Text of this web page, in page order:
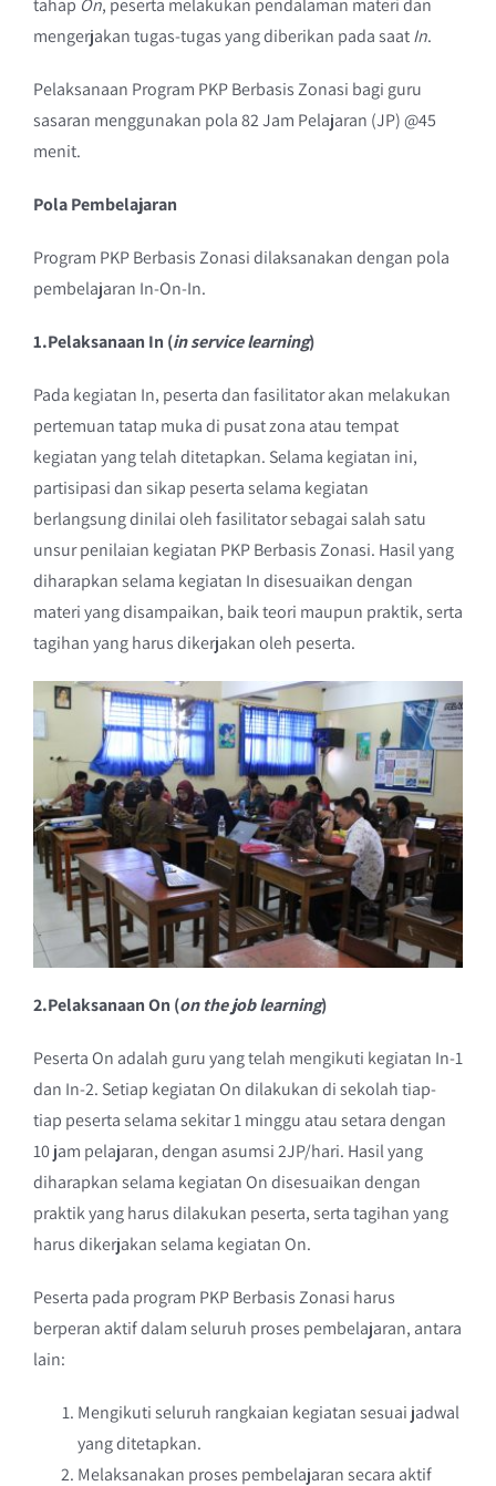
tahap On, peserta melakukan pendalaman materi dan
mengerjakan tugas-tugas yang diberikan pada saatIn.
Pelaksanaan Program PKP Berbasis Zonasi bagi guru
sasaran menggunakan pola 82 Jam Pelajaran (JP) @45
menit.
Pola Pembelajaran
Program PKP Berbasis Zonasi dilaksanakan dengan pola
pembelajaran In-On-In.
1.Pelaksanaan In (in service learning)
Pada kegiatan In, peserta dan fasilitator akan melakukan
pertemuan tatap muka di pusat zona atau tempat
kegiatan yang telah ditetapkan. Selama kegiatan ini,
partisipasi dan sikap peserta selama kegiatan
berlangsung dinilai oleh fasilitator sebagai salah satu
unsur penilaian kegiatan PKP Berbasis Zonasi. Hasil yang
diharapkan selama kegiatan In disesuaikan dengan
materi yang disampaikan, baik teori maupun praktik, serta
tagihan yang harus dikerjakan oleh peserta.
2.Pelaksanaan On (on the job learning)
Peserta On adalah guru yang telah mengikuti kegiatan In-1
dan In-2. Setiap kegiatan On dilakukan di sekolah tiap-
tiap peserta selama sekitar 1 minggu atau setara dengan
10 jam pelajaran, dengan asumsi 2JP/hari. Hasil yang
diharapkan selama kegiatan On disesuaikan dengan
praktik yang harus dilakukan peserta, serta tagihan yang
harus dikerjakan selama kegiatan On.
Peserta pada program PKP Berbasis Zonasi harus
berperan aktif dalam seluruh proses pembelajaran, antara
lain:
Mengikuti seluruh rangkaian kegiatan sesuai jadwal
yang ditetapkan.
Melaksanakan proses pembelajaran secara aktif